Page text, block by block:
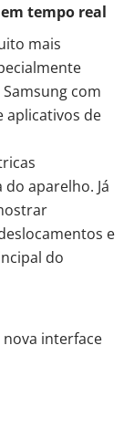
tempo real
mais
com
aplicativos de
aparelho. Já
e
do
interface